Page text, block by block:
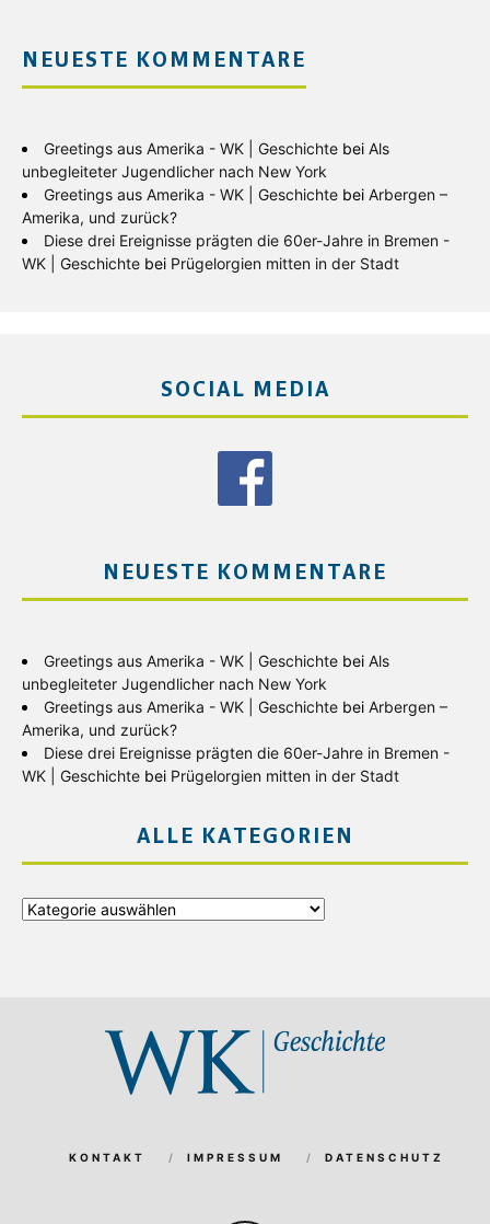
NEUESTE KOMMENTARE
Greetings aus Amerika - WK | Geschichte bei Als
unbegleiteter Jugendlicher nach New York
Greetings aus Amerika - WK | Geschichte bei Arbergen –
Amerika, und zurück?
Diese drei Ereignisse prägten die 60er-Jahre in Bremen -
WK | Geschichte bei Prügelorgien mitten in der Stadt
SOCIAL MEDIA
NEUESTE KOMMENTARE
Greetings aus Amerika - WK | Geschichte bei Als
unbegleiteter Jugendlicher nach New York
Greetings aus Amerika - WK | Geschichte bei Arbergen –
Amerika, und zurück?
Diese drei Ereignisse prägten die 60er-Jahre in Bremen -
WK | Geschichte bei Prügelorgien mitten in der Stadt
ALLE KATEGORIEN
Alle
KONTAKT IMPRESSUM DATENSCHUTZ